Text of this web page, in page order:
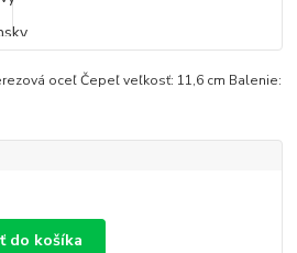
oceľ Čepeľ veľkosť: 11,6 cm Balenie:
do košíka